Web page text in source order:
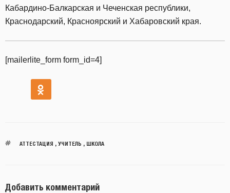
Кабардино-Балкарская и Чеченская республики,
Краснодарский, Красноярский и Хабаровский края.
[mailerlite_form form_id=4]
АТТЕСТАЦИЯ , УЧИТЕЛЬ , ШКОЛА
Добавить комментарий